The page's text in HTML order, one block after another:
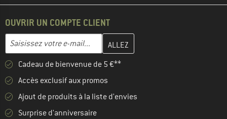
OUVRIR UN COMPTE CLIENT
Adresse e-mail
Entrez votre adresse e-mail ici et créez votre compte client à la
Cadeau de bienvenue de 5 €**
Accès exclusif aux promos
Ajout de produits à la liste d'envies
Surprise d'anniversaire